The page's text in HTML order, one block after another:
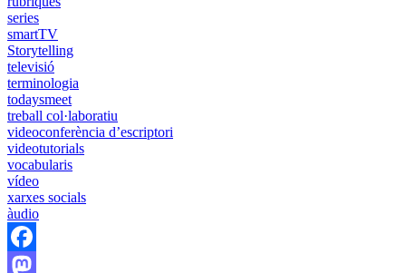
series
smartTV
Storytelling
televisió
terminologia
todaysmeet
treball col·laboratiu
videoconferència d’escriptori
videotutorials
vocabularis
vídeo
xarxes socials
àudio
Facebook